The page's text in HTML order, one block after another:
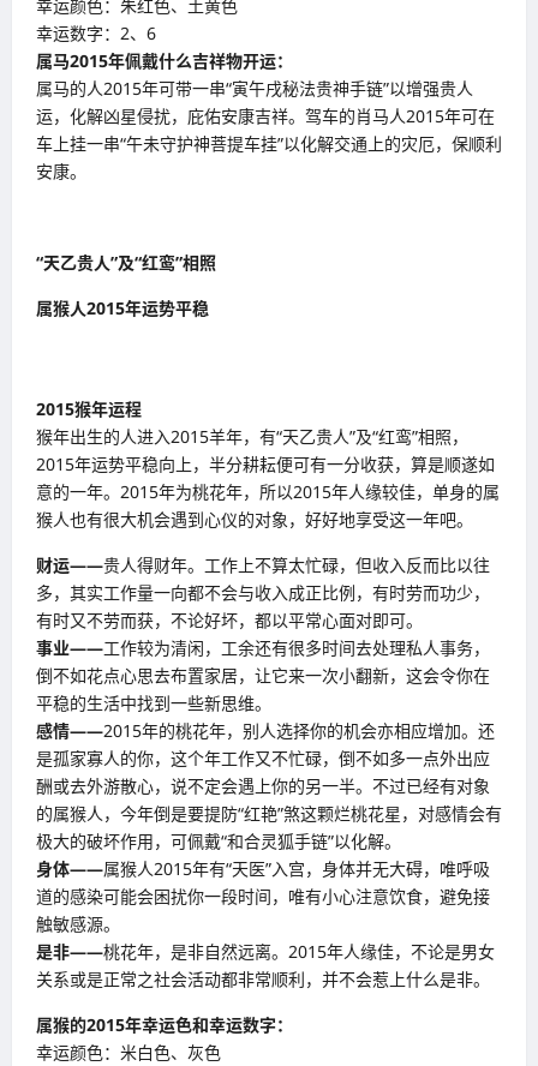
幸运颜色：朱红色、土黄色
幸运数字：2、6
属马2015年佩戴什么吉祥物开运：
属马的人2015年可带一串“寅午戌秘法贵神手链”以增强贵人
运，化解凶星侵扰，庇佑安康吉祥。驾车的肖马人2015年可在
车上挂一串“午未守护神菩提车挂”以化解交通上的灾厄，保顺利
安康。
“天乙贵人”及“红鸾”相照
属猴人2015年运势平稳
2015猴年运程
猴年出生的人进入2015羊年，有“天乙贵人”及“红鸾”相照，
2015年运势平稳向上，半分耕耘便可有一分收获，算是顺遂如
意的一年。2015年为桃花年，所以2015年人缘较佳，单身的属
猴人也有很大机会遇到心仪的对象，好好地享受这一年吧。
财运——贵人得财年。工作上不算太忙碌，但收入反而比以往
多，其实工作量一向都不会与收入成正比例，有时劳而功少，
有时又不劳而获，不论好坏，都以平常心面对即可。
事业——工作较为清闲，工余还有很多时间去处理私人事务，
倒不如花点心思去布置家居，让它来一次小翻新，这会令你在
平稳的生活中找到一些新思维。
感情——2015年的桃花年，别人选择你的机会亦相应增加。还
是孤家寡人的你，这个年工作又不忙碌，倒不如多一点外出应
酬或去外游散心，说不定会遇上你的另一半。不过已经有对象
的属猴人，今年倒是要提防“红艳”煞这颗烂桃花星，对感情会有
极大的破坏作用，可佩戴“和合灵狐手链”以化解。
身体——属猴人2015年有“天医”入宫，身体并无大碍，唯呼吸
道的感染可能会困扰你一段时间，唯有小心注意饮食，避免接
触敏感源。
是非——桃花年，是非自然远离。2015年人缘佳，不论是男女
关系或是正常之社会活动都非常顺利，并不会惹上什么是非。
属猴的2015年幸运色和幸运数字：
幸运颜色：米白色、灰色